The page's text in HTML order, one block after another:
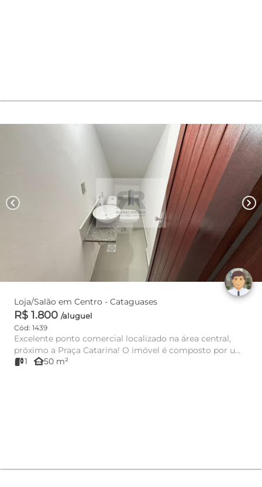
chevron_left chevron_right
Loja/Salão em Centro - Cataguases
R$ 1.800 /aluguel
Cód: 1439
Excelente ponto comercial localizado na área central,
próximo a Praça Catarina! O imóvel é composto por um
amplo salão ...
1 other_houses50 m²